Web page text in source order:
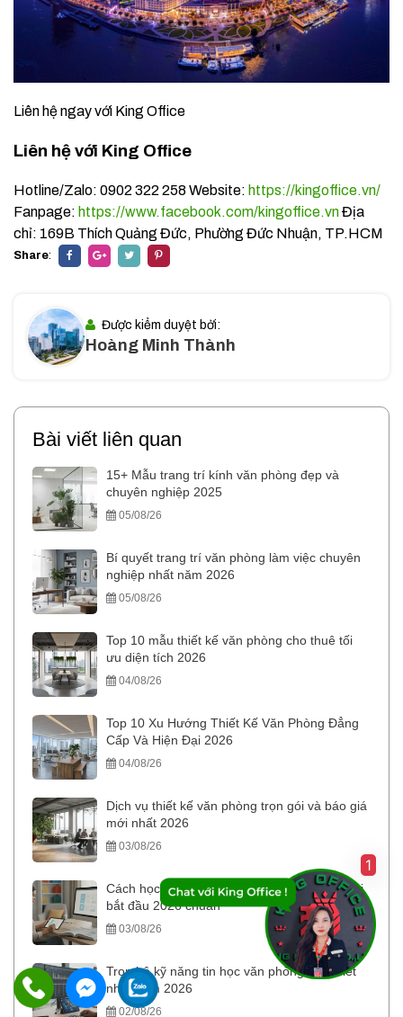
Liên hệ ngay với King Office
Liên hệ với King Office
Hotline/Zalo: 0902 322 258 Website: https://kingoffice.vn/
Fanpage: https://www.facebook.com/kingoffice.vnĐịa
chỉ: 169B Thích Quảng Đức, Phường Đức Nhuận, TP.HCM
Share:
Được kiểm duyệt bởi:
Hoàng Minh Thành
Bài viết liên quan
15+ Mẫu trang trí kính văn phòng đẹp và
chuyên nghiệp 2025
05/08/26
Bí quyết trang trí văn phòng làm việc chuyên
nghiệp nhất năm 2026
05/08/26
Top 10 mẫu thiết kế văn phòng cho thuê tối
ưu diện tích 2026
04/08/26
Top 10 Xu Hướng Thiết Kế Văn Phòng Đẳng
Cấp Và Hiện Đại 2026
04/08/26
Dịch vụ thiết kế văn phòng trọn gói và báo giá
mới nhất 2026
03/08/26
Cách học máy tính văn phòng cho người mới
bắt đầu 2026 chuẩn
03/08/26
Trọn bộ kỹ năng tin học văn phòng cần thiết
nhất năm 2026
02/08/26
1